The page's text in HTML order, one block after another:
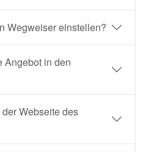
Wegweiser einstellen?
Angebot in den
Webseite des